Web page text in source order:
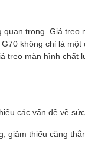
trọng. Giá treo
không chỉ là
treo màn hình chất
các vấn đề về sức
thiểu căng